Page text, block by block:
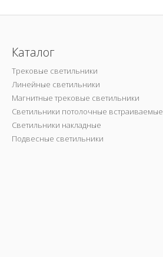
Каталог
Трековые светильники
Линейные светильники
Магнитные трековые светильники
Светильники потолочные встраиваемые
Светильники накладные
Подвесные светильники